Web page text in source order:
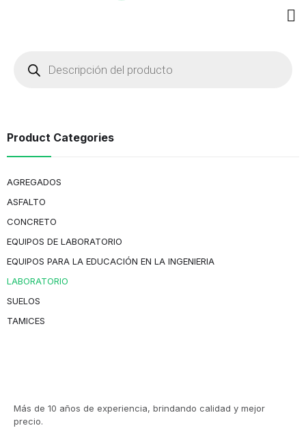
Product Categories
AGREGADOS
ASFALTO
CONCRETO
EQUIPOS DE LABORATORIO
EQUIPOS PARA LA EDUCACIÓN EN LA INGENIERIA
LABORATORIO
SUELOS
TAMICES
Más de 10 años de experiencia, brindando calidad y mejor
precio.